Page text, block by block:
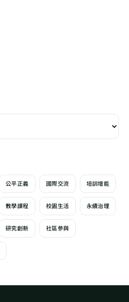
公平正義 國際交流 培訓增能
教學課程 校園生活 永續治理
研究創新 社區參與